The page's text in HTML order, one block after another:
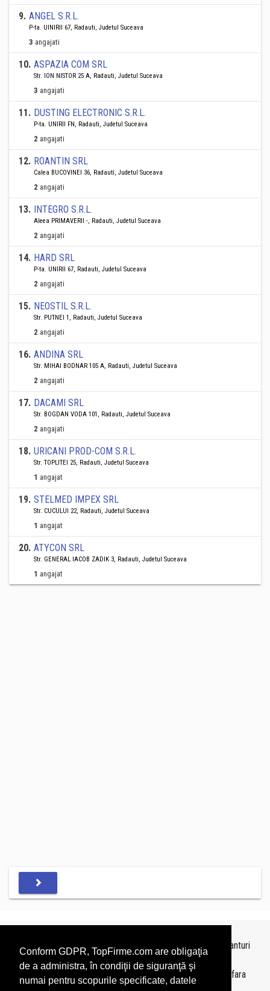
Conform GDPR, TopFirme.com are obligaţia
de a administra, în condiţii de siguranţă şi
numai pentru scopurile specificate, datele
9. ANGEL S.R.L.
P-ta. UINIRII 67, Radauti, Judetul Suceava
3 angajati
10. ASPAZIA COM SRL
Str. ION NISTOR 25 A, Radauti, Judetul Suceava
3 angajati
11. DUSTING ELECTRONIC S.R.L.
P-ta. UNIRII FN, Radauti, Judetul Suceava
2 angajati
12. ROANTIN SRL
Calea BUCOVINEI 36, Radauti, Judetul Suceava
2 angajati
13. INTEGRO S.R.L.
Aleea PRIMAVERII -, Radauti, Judetul Suceava
2 angajati
14. HARD SRL
P-ta. UNIRII 67, Radauti, Judetul Suceava
2 angajati
15. NEOSTIL S.R.L.
Str. PUTNEI 1, Radauti, Judetul Suceava
2 angajati
16. ANDINA SRL
Str. MIHAI BODNAR 105 A, Radauti, Judetul Suceava
2 angajati
17. DACAMI SRL
Str. BOGDAN VODA 101, Radauti, Judetul Suceava
2 angajati
18. URICANI PROD-COM S.R.L.
Str. TOPLITEI 25, Radauti, Judetul Suceava
1 angajat
19. STELMED IMPEX SRL
Str. CUCULUI 22, Radauti, Judetul Suceava
1 angajat
20. ATYCON SRL
Str. GENERAL IACOB ZADIK 3, Radauti, Judetul Suceava
1 angajat
Topurile sunt realizate deTopFirme
pe baza ultimelor bilanturi
depuse si au scop informativ.
Este interzisa folosirea topurilor fara acordul TopFirme si fara